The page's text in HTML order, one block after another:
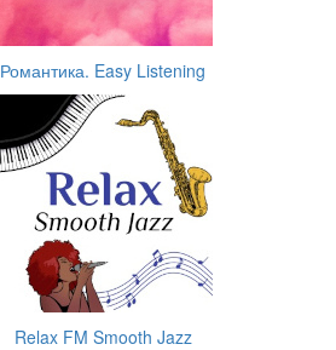
Романтика. Easy Listening
Relax FM Smooth Jazz